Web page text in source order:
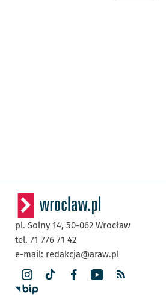
pl. Solny 14, 50-062 Wrocław
tel. 71 776 71 42
e-mail: redakcja@araw.pl